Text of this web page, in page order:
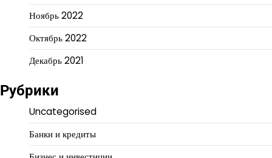
Ноябрь 2022
Октябрь 2022
Декабрь 2021
Рубрики
Uncategorised
Банки и кредиты